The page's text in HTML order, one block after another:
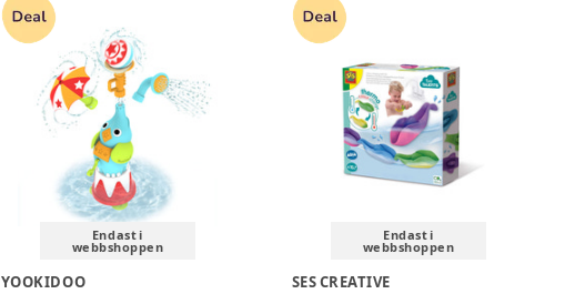
Endast i
webbshoppen
YOOKIDOO
Endast i
webbshoppen
SES CREATIVE